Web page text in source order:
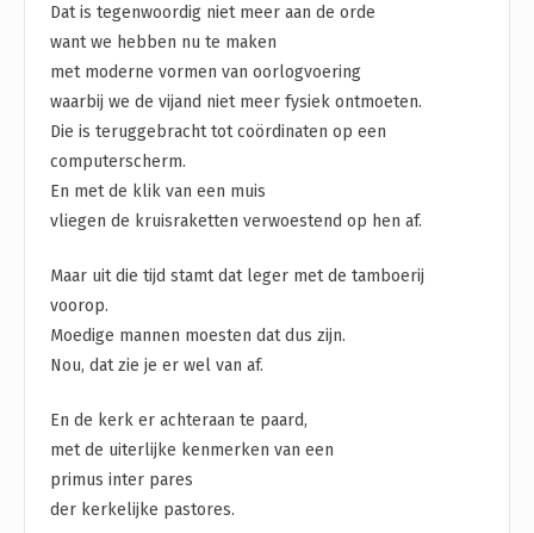
Dat is tegenwoordig niet meer aan de orde
want we hebben nu te maken
met moderne vormen van oorlogvoering
waarbij we de vijand niet meer fysiek ontmoeten.
Die is teruggebracht tot coördinaten op een
computerscherm.
En met de klik van een muis
vliegen de kruisraketten verwoestend op hen af.
Maar uit die tijd stamt dat leger met de tamboerij
voorop.
Moedige mannen moesten dat dus zijn.
Nou, dat zie je er wel van af.
En de kerk er achteraan te paard,
met de uiterlijke kenmerken van een
primus inter pares
der kerkelijke pastores.